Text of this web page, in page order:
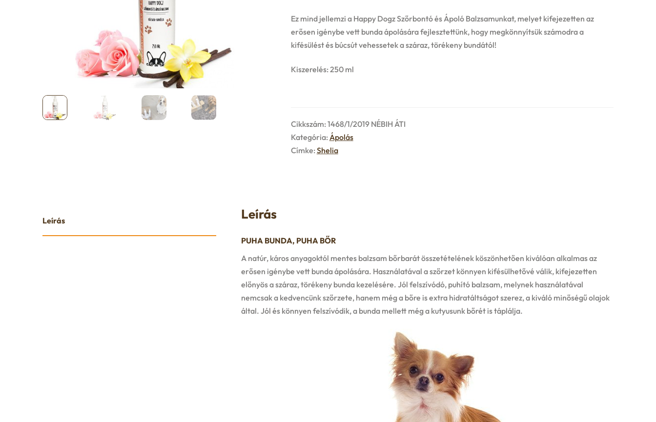
Ez mind jellemzi a Happy Dogz Szőrbontó és Ápoló Balzsamunkat, melyet kifejezetten az
erősen igénybe vett bunda ápolására fejlesztettünk, hogy megkönnyítsük számodra a
kifésülést és búcsút vehessetek a száraz, törékeny bundától!
Kiszerelés: 250 ml
Cikkszám:1468/1/2019 NÉBIH ÁTI
Kategória:Ápolás
Címke:Shelia
Leírás Leírás
PUHA BUNDA, PUHA BŐR
A natúr, káros anyagoktól mentes balzsam bőrbarát összetételének köszönhetően kiválóan alkalmas az
erősen igénybe vett bunda ápolására. Használatával a szőrzet könnyen kifésülhetővé válik, kifejezetten
előnyös a száraz, törékeny bunda kezelésére. Jól felszívódó, puhító balzsam, melynek használatával
nemcsak a kedvencünk szőrzete, hanem még a bőre is extra hidratáltságot szerez, a kiváló minőségű olajok
által. Jól és könnyen felszívódik, a bunda mellett még a kutyusunk bőrét is táplálja.